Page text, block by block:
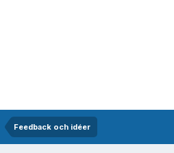
Feedback och idéer